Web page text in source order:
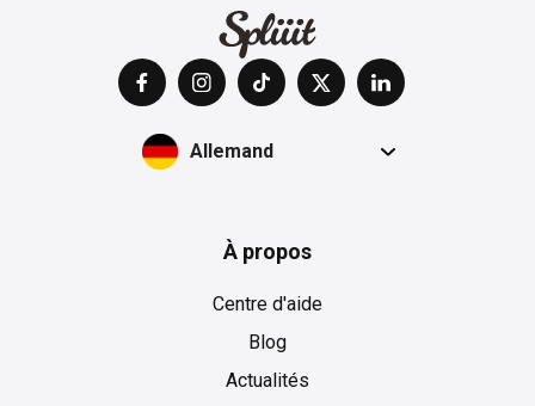
Allemand
À propos
Centre d'aide
Blog
Actualités